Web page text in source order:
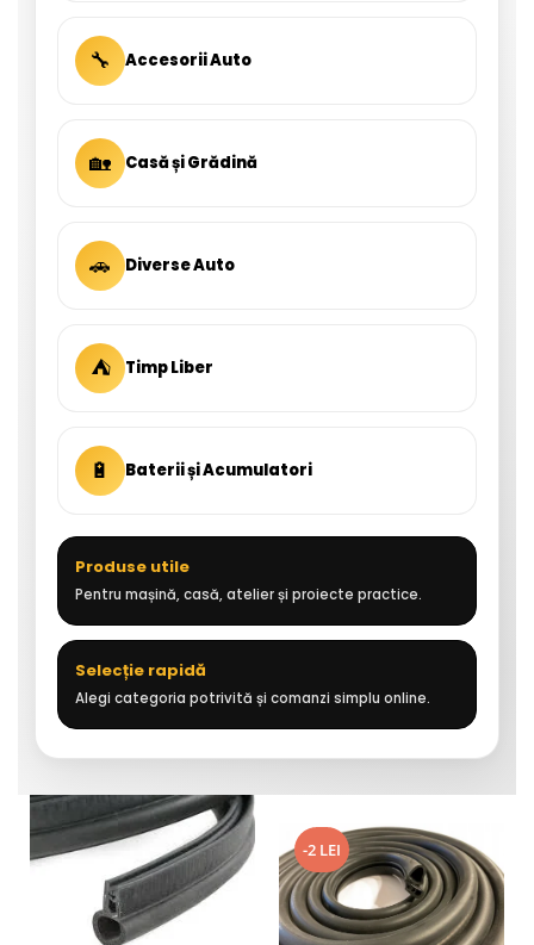
🔧 Accesorii Auto
🏡 Casă și Grădină
🚗 Diverse Auto
⛺ Timp Liber
🔋 Baterii și Acumulatori
Produse utile
Pentru mașină, casă, atelier și proiecte practice.
Selecție rapidă
Alegi categoria potrivită și comanzi simplu online.
-2 LEI